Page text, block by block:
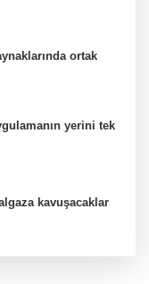
ortak
yerini tek
kavuşacaklar